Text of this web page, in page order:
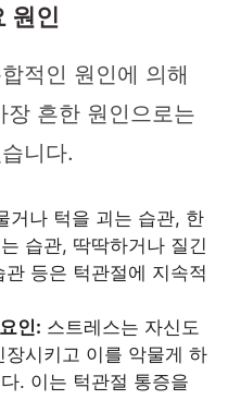
원인
적인 원인에 의해
흔한 원인으로는
니다.
거나 턱을 괴는 습관, 한
습관, 딱딱하거나 질긴
등은 턱관절에 지속적
인: 스트레스는 자신도
시키고 이를 악물게 하
. 이는 턱관절 통증을